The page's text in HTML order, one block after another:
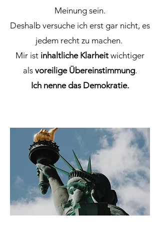
Meinung sein.
Deshalb versuche ich erst gar nicht, es
jedem recht zu machen.
Mir ist inhaltliche Klarheit wichtiger
als voreilige Übereinstimmung.
Ich nenne das Demokratie.